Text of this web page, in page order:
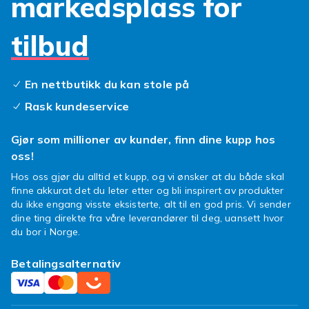
markedsplass for
tilbud
En nettbutikk du kan stole på
Rask kundeservice
Gjør som millioner av kunder, finn dine kupp hos
oss!
Hos oss gjør du alltid et kupp, og vi ønsker at du både skal
finne akkurat det du leter etter og bli inspirert av produkter
du ikke engang visste eksisterte, alt til en god pris. Vi sender
dine ting direkte fra våre leverandører til deg, uansett hvor
du bor i Norge.
Betalingsalternativ